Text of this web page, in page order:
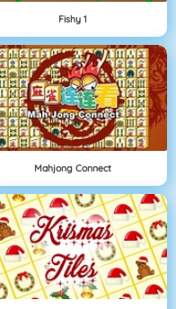
Fishy 1
Mahjong Connect